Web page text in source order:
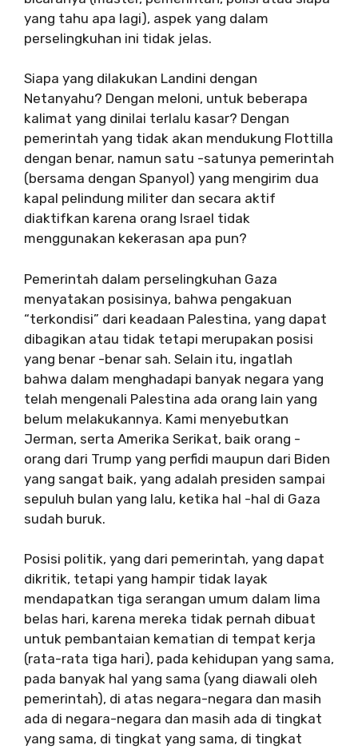
yang tahu apa lagi), aspek yang dalam
perselingkuhan ini tidak jelas.
Siapa yang dilakukan Landini dengan
Netanyahu? Dengan meloni, untuk beberapa
kalimat yang dinilai terlalu kasar? Dengan
pemerintah yang tidak akan mendukung Flottilla
dengan benar, namun satu -satunya pemerintah
(bersama dengan Spanyol) yang mengirim dua
kapal pelindung militer dan secara aktif
diaktifkan karena orang Israel tidak
menggunakan kekerasan apa pun?
Pemerintah dalam perselingkuhan Gaza
menyatakan posisinya, bahwa pengakuan
“terkondisi” dari keadaan Palestina, yang dapat
dibagikan atau tidak tetapi merupakan posisi
yang benar -benar sah. Selain itu, ingatlah
bahwa dalam menghadapi banyak negara yang
telah mengenali Palestina ada orang lain yang
belum melakukannya. Kami menyebutkan
Jerman, serta Amerika Serikat, baik orang -
orang dari Trump yang perfidi maupun dari Biden
yang sangat baik, yang adalah presiden sampai
sepuluh bulan yang lalu, ketika hal -hal di Gaza
sudah buruk.
Posisi politik, yang dari pemerintah, yang dapat
dikritik, tetapi yang hampir tidak layak
mendapatkan tiga serangan umum dalam lima
belas hari, karena mereka tidak pernah dibuat
untuk pembantaian kematian di tempat kerja
(rata-rata tiga hari), pada kehidupan yang sama,
pada banyak hal yang sama (yang diawali oleh
pemerintah), di atas negara-negara dan masih
ada di negara-negara dan masih ada di tingkat
yang sama, di tingkat yang sama, di tingkat